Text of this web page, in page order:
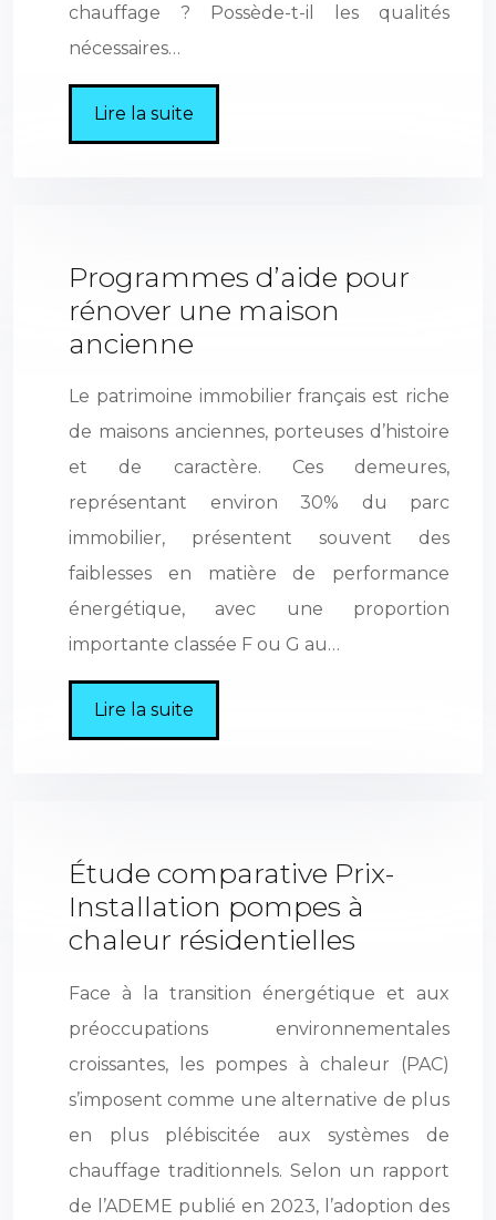
chauffage ? Possède-t-il les qualités
nécessaires…
Lire la suite
Programmes d’aide pour
rénover une maison
ancienne
Le patrimoine immobilier français est riche
de maisons anciennes, porteuses d’histoire
et de caractère. Ces demeures,
représentant environ 30% du parc
immobilier, présentent souvent des
faiblesses en matière de performance
énergétique, avec une proportion
importante classée F ou G au…
Lire la suite
Étude comparative Prix-
Installation pompes à
chaleur résidentielles
Face à la transition énergétique et aux
préoccupations environnementales
croissantes, les pompes à chaleur (PAC)
s’imposent comme une alternative de plus
en plus plébiscitée aux systèmes de
chauffage traditionnels. Selon un rapport
de l’ADEME publié en 2023, l’adoption des